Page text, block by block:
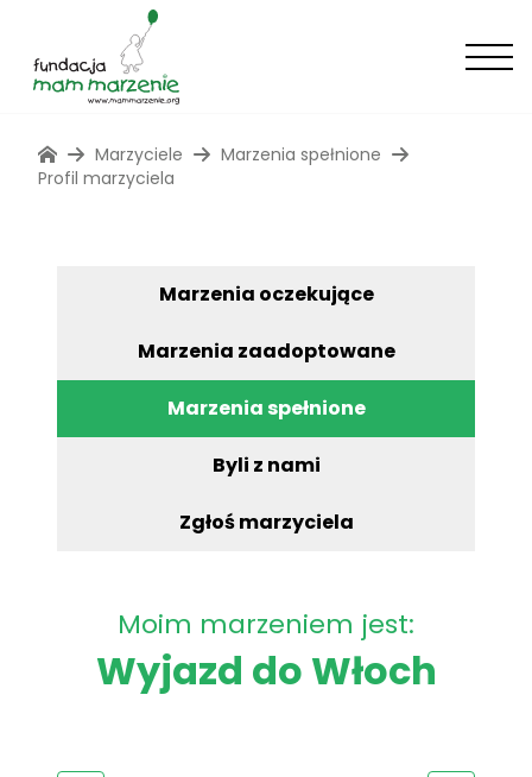
Marzyciele
Marzenia spełnione
Profil marzyciela
Marzenia oczekujące
Marzenia zaadoptowane
Marzenia spełnione
Byli z nami
Zgłoś marzyciela
Moim marzeniem jest:
Wyjazd do Włoch